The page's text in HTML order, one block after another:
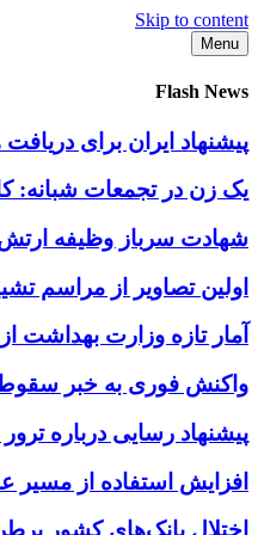
Skip to content
Menu
Flash News
پیشنهاد ایران برای
یک زن در تجمعات شبانه:
شهادت سرباز وظیفه
اولین تصاویر از مراسم
آمار تازه وزارت بهداشت
واکنش فوری به خبر
پیشنهاد رسایی درباره
افزایش استفاده از مسیر
اختلال بانک‌های کشور